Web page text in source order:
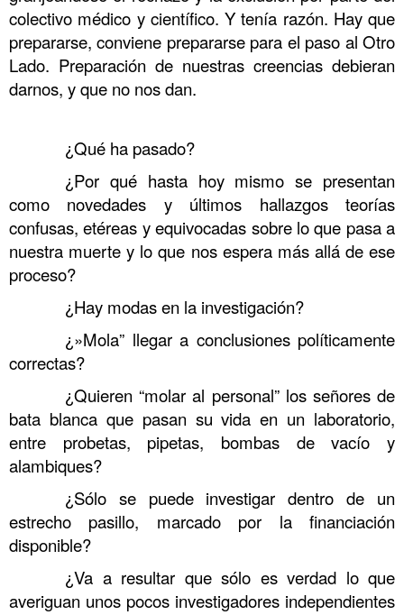
colectivo médico y científico. Y tenía razón. Hay que
prepararse, conviene prepararse para el paso al Otro
Lado. Preparación de nuestras creencias debieran
darnos, y que no nos dan.
¿Qué ha pasado?
¿Por qué hasta hoy mismo se presentan
como novedades y últimos hallazgos teorías
confusas, etéreas y equivocadas sobre lo que pasa a
nuestra muerte y lo que nos espera más allá de ese
proceso?
¿Hay modas en la investigación?
¿»Mola” llegar a conclusiones políticamente
correctas?
¿Quieren “molar al personal” los señores de
bata blanca que pasan su vida en un laboratorio,
entre probetas, pipetas, bombas de vacío y
alambiques?
¿Sólo se puede investigar dentro de un
estrecho pasillo, marcado por la financiación
disponible?
¿Va a resultar que sólo es verdad lo que
averiguan unos pocos investigadores independientes